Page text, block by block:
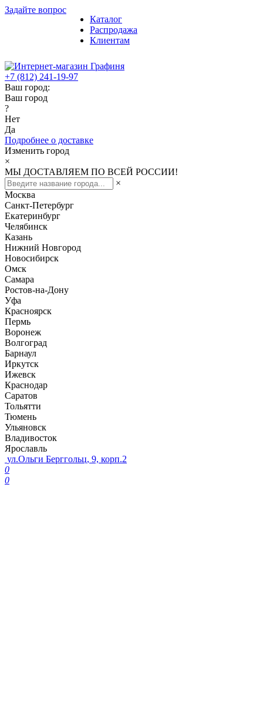
Задайте вопрос
Каталог
Распродажа
Клиентам
+7 (812) 241-19-97
Ваш город:
Ваш город
?
Нет
Да
Подробнее о доставке
Изменить город
×
МЫ ДОСТАВЛЯЕМ ПО ВСЕЙ РОССИИ!
×
Москва
Санкт-Петербург
Екатеринбург
Челябинск
Казань
Нижний Новгород
Новосибирск
Омск
Самара
Ростов-на-Дону
Уфа
Красноярск
Пермь
Воронеж
Волгоград
Барнаул
Иркутск
Ижевск
Краснодар
Саратов
Тольятти
Тюмень
Ульяновск
Владивосток
Ярославль
ул.Ольги Берггольц, 9, корп.2
0
0